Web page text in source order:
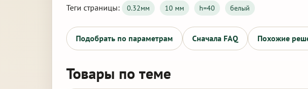
Теги страницы: 0.32мм 10 мм h=40 белый
Подобрать по параметрам Сначала FAQ Похожие
Товары по теме